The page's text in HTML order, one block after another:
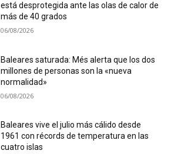
está desprotegida ante las olas de calor de
más de 40 grados
06/08/2026
Baleares saturada: Més alerta que los dos
millones de personas son la «nueva
normalidad»
06/08/2026
Baleares vive el julio más cálido desde
1961 con récords de temperatura en las
cuatro islas